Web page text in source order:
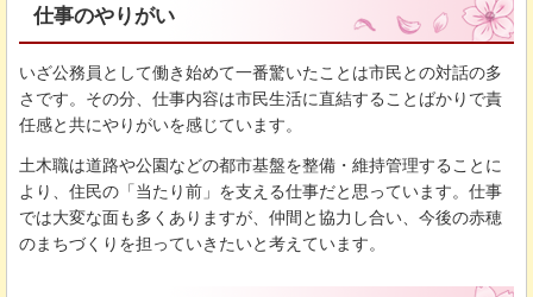
仕事のやりがい
いざ公務員として働き始めて一番驚いたことは市民との対話の多
さです。その分、仕事内容は市民生活に直結することばかりで責
任感と共にやりがいを感じています。
土木職は道路や公園などの都市基盤を整備・維持管理することに
より、住民の「当たり前」を支える仕事だと思っています。仕事
では大変な面も多くありますが、仲間と協力し合い、今後の赤穂
のまちづくりを担っていきたいと考えています。